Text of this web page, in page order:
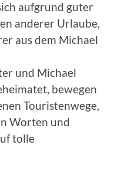
aufgrund guter
anderer Urlaube,
aus dem Michael
und Michael
bewegen
Touristenwege,
Worten und
tolle